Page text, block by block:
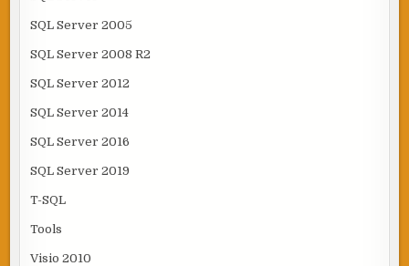
SQL Server 2005
SQL Server 2008 R2
SQL Server 2012
SQL Server 2014
SQL Server 2016
SQL Server 2019
T-SQL
Tools
Visio 2010